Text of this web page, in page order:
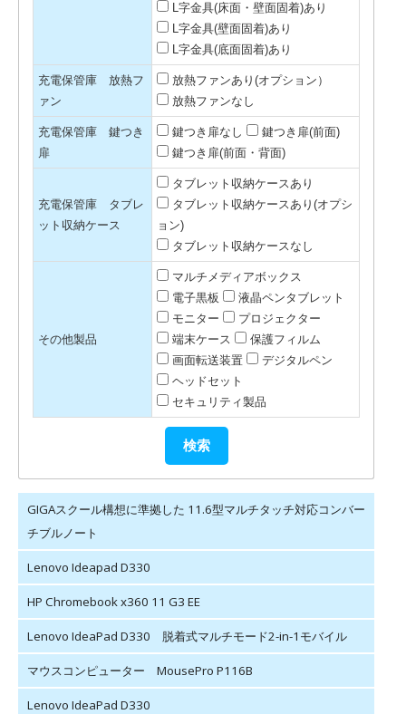
L字金具(床面・壁面固着)あり
L字金具(壁面固着)あり
L字金具(底面固着)あり
充電保管庫 放熱フ
ァン
放熱ファンあり(オプション）
放熱ファンなし
充電保管庫 鍵つき
扉
鍵つき扉なし
鍵つき扉(前面)
鍵つき扉(前面・背面)
充電保管庫 タブレ
ット収納ケース
タブレット収納ケースあり
タブレット収納ケースあり(オプシ
ョン)
タブレット収納ケースなし
その他製品
マルチメディアボックス
電子黒板
液晶ペンタブレット
モニター
プロジェクター
端末ケース
保護フィルム
画面転送装置
デジタルペン
ヘッドセット
セキュリティ製品
GIGAスクール構想に準拠した 11.6型マルチタッチ対応コンバー
チブルノート
Lenovo Ideapad D330
HP Chromebook x360 11 G3 EE
Lenovo IdeaPad D330 脱着式マルチモード2-in-1モバイル
マウスコンピューター MousePro P116B
Lenovo IdeaPad D330